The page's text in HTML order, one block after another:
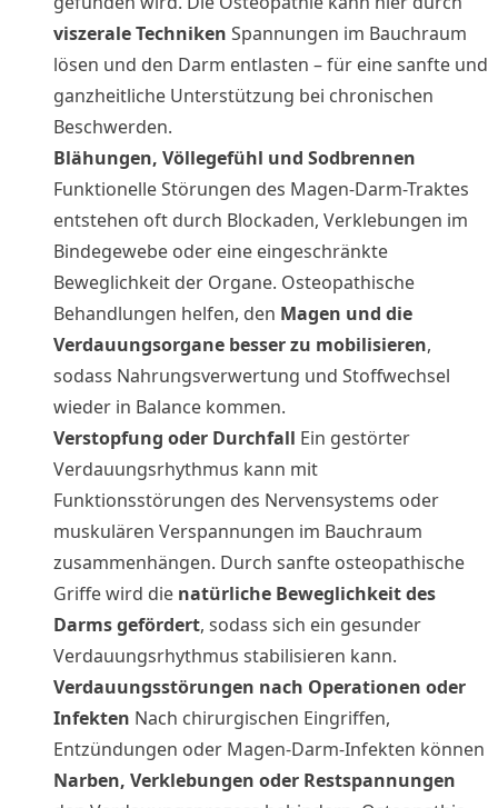
viszerale Techniken Spannungen im Bauchraum
lösen und den Darm entlasten – für eine sanfte und
ganzheitliche Unterstützung bei chronischen
Beschwerden.
Blähungen, Völlegefühl und Sodbrennen
Funktionelle Störungen des Magen-Darm-Traktes
entstehen oft durch Blockaden, Verklebungen im
Bindegewebe oder eine eingeschränkte
Beweglichkeit der Organe. Osteopathische
Behandlungen helfen, den Magen und die
Verdauungsorgane besser zu mobilisieren,
sodass Nahrungsverwertung und Stoffwechsel
wieder in Balance kommen.
Verstopfung oder Durchfall Ein gestörter
Verdauungsrhythmus kann mit
Funktionsstörungen des Nervensystems oder
muskulären Verspannungen im Bauchraum
zusammenhängen. Durch sanfte osteopathische
Griffe wird die natürliche Beweglichkeit des
Darms gefördert, sodass sich ein gesunder
Verdauungsrhythmus stabilisieren kann.
Verdauungsstörungen nach Operationen oder
Infekten Nach chirurgischen Eingriffen,
Entzündungen oder Magen-Darm-Infekten können
Narben, Verklebungen oder Restspannungen